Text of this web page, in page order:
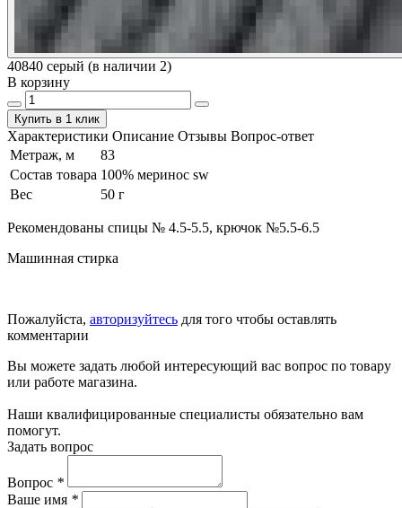
40840 серый (в наличии 2)
В корзину
Купить в 1 клик
Характеристики Описание Отзывы Вопрос-ответ
Метраж, м
83
Состав товара 100% меринос sw
Вес
50 г
Рекомендованы спицы № 4.5-5.5, крючок №5.5-6.5
Машинная стирка
Пожалуйста, авторизуйтесь для того чтобы оставлять
комментарии
Вы можете задать любой интересующий вас вопрос по товару
или работе магазина.
Наши квалифицированные специалисты обязательно вам
помогут.
Задать вопрос
Вопрос *
Ваше имя *